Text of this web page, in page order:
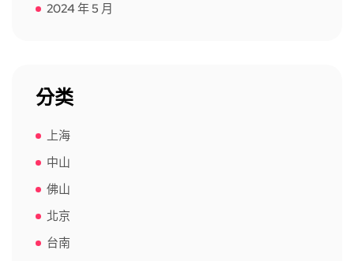
2024 年 5 月
分类
上海
中山
佛山
北京
台南